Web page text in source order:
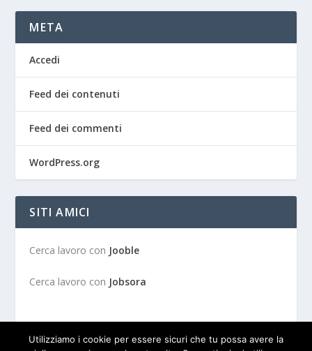
META
Accedi
Feed dei contenuti
Feed dei commenti
WordPress.org
SITI AMICI
Cerca lavoro con Jooble
Cerca lavoro con Jobsora
Utilizziamo i cookie per essere sicuri che tu possa avere la